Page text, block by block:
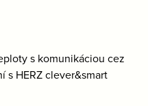
s komunikáciou cez
s HERZ clever&smart